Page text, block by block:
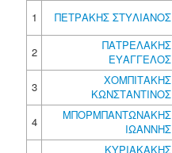
1
ΠΕΤΡΑΚΗΣ ΣΤΥΛΙΑΝΟΣ
2
ΠΑΤΡΕΛΑΚΗΣ
ΕΥΑΓΓΕΛΟΣ
3
ΧΟΜΠΙΤΑΚΗΣ
ΚΩΝΣΤΑΝΤΙΝΟΣ
4
ΜΠΟΡΜΠΑΝΤΩΝΑΚΗΣ
ΙΩΑΝΝΗΣ
ΚΥΡΙΑΚΑΚΗΣ